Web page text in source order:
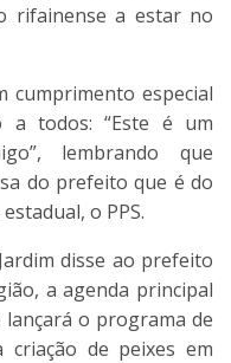
rifainense a estar no
cumprimento especial
a todos: “Este é um
lembrando que
do prefeito que é do
o PPS.
disse ao prefeito
a agenda principal
lançará o programa de
de peixes em